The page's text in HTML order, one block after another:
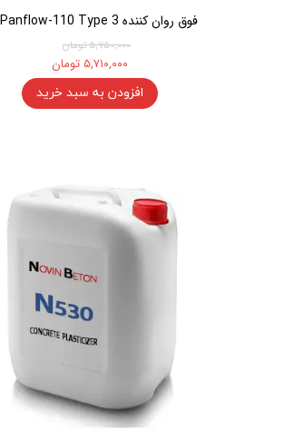
فوق روان کننده Panflow-110 Type 3 پنتا
۵,۷۵۰,۰۰۰ تومان
۵,۷۱۰,۰۰۰ تومان
افزودن به سبد خرید